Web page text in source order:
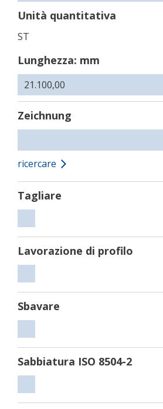
Unità quantitativa
ST
Lunghezza: mm
Zeichnung
ricercare
Tagliare
Lavorazione di profilo
di
profilo
Sbavare
Sabbiatura ISO 8504-2
ISO